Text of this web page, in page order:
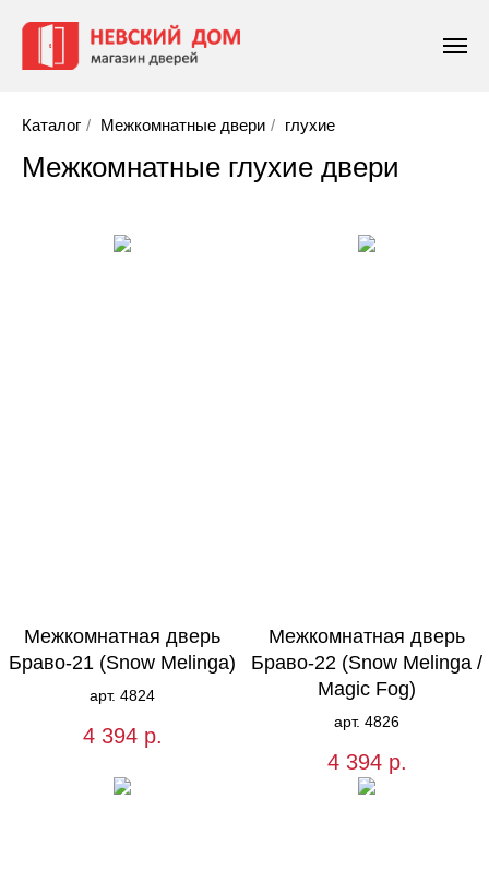
Каталог / Межкомнатные двери / глухие
Межкомнатные глухие двери
Межкомнатная дверь
Браво-21 (Snow Melinga)
арт. 4824
4 394 р.
Межкомнатная дверь
Браво-22 (Snow Melinga /
Magic Fog)
арт. 4826
4 394 р.